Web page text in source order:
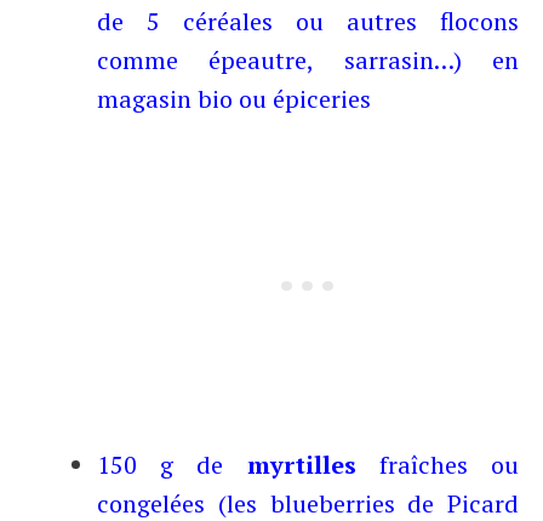
de 5 céréales ou autres flocons
comme épeautre, sarrasin…) en
magasin bio ou épiceries
150 g de myrtilles fraîches ou
congelées (les blueberries de Picard